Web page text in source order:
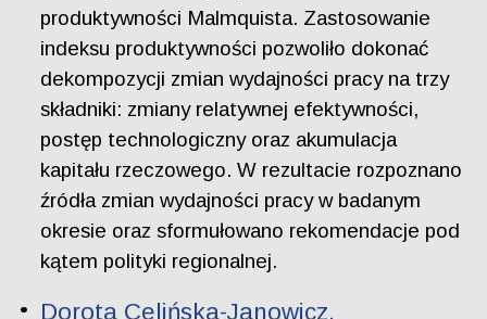
produktywności Malmquista. Zastosowanie
indeksu produktywności pozwoliło dokonać
dekompozycji zmian wydajności pracy na trzy
składniki: zmiany relatywnej efektywności,
postęp technologiczny oraz akumulacja
kapitału rzeczowego. W rezultacie rozpoznano
źródła zmian wydajności pracy w badanym
okresie oraz sformułowano rekomendacje pod
kątem polityki regionalnej.
Dorota Celińska-Janowicz.